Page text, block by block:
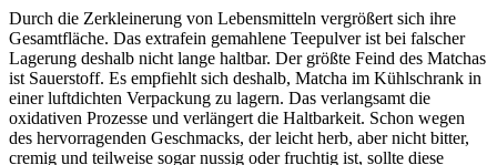
Durch die Zerkleinerung von Lebensmitteln vergrößert sich ihre
Gesamtfläche. Das extrafein gemahlene Teepulver ist bei falscher
Lagerung deshalb nicht lange haltbar. Der größte Feind des Matchas
ist Sauerstoff. Es empfiehlt sich deshalb, Matcha im Kühlschrank in
einer luftdichten Verpackung zu lagern. Das verlangsamt die
oxidativen Prozesse und verlängert die Haltbarkeit. Schon wegen
des hervorragenden Geschmacks, der leicht herb, aber nicht bitter,
cremig und teilweise sogar nussig oder fruchtig ist, sollte diese